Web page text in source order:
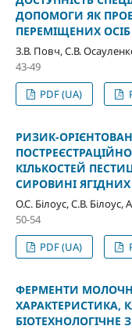
ДОПОМОГИ ЯК
ПЕРЕМІЩЕНИХ ОСІБ
З.В. Повч, С.В.
43-49
PDF (UA)
РИЗИК-
КІЛЬКОСТЕЙ
СИРОВИНІ
О.С. Білоус, С.В.
50-54
PDF (UA)
ФЕРМЕНТИ
ХАРАКТЕРИСТИКА,
БІОТЕХНОЛОГІЧНЕ